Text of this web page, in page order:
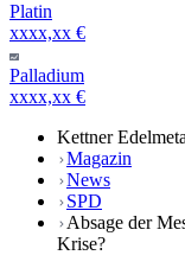
Platin
xxxx,xx €
Palladium
xxxx,xx €
Kettner
Magazin
News
SPD
Absage der
Krise?